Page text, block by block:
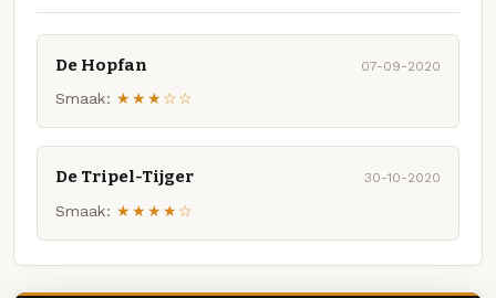
De Hopfan 07-09-2020
Smaak: ★★★☆☆
De Tripel-Tijger 30-10-2020
Smaak: ★★★★☆